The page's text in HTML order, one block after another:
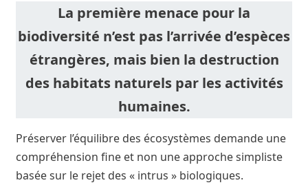
La première menace pour la
biodiversité n’est pas l’arrivée d’espèces
étrangères, mais bien la destruction
des habitats naturels par les activités
humaines.
Préserver l’équilibre des écosystèmes demande une
compréhension fine et non une approche simpliste
basée sur le rejet des « intrus » biologiques.